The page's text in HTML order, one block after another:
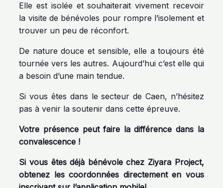
Elle est isolée et souhaiterait vivement recevoir
la visite de bénévoles pour rompre l’isolement et
trouver un peu de réconfort.
De nature douce et sensible, elle a toujours été
tournée vers les autres. Aujourd’hui c’est elle qui
a besoin d’une main tendue.
Si vous êtes dans le secteur de Caen, n’hésitez
pas à venir la soutenir dans cette épreuve.
Votre présence peut faire la différence dans la
convalescence !
Si vous êtes déjà bénévole chez Ziyara Project,
obtenez les coordonnées directement en vous